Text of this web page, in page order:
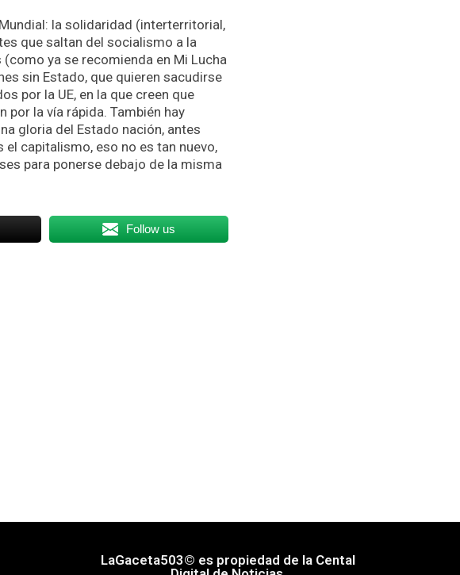
la solidaridad (interterritorial,
que saltan del socialismo a la
ya se recomienda en Mi Lucha
sin Estado, que quieren sacudirse
por la UE, en la que creen que
la vía rápida. También hay
gloria del Estado nación, antes
capitalismo, eso no es tan nuevo,
para ponerse debajo de la misma
Follow us
LaGaceta503© es propiedad de la Cental